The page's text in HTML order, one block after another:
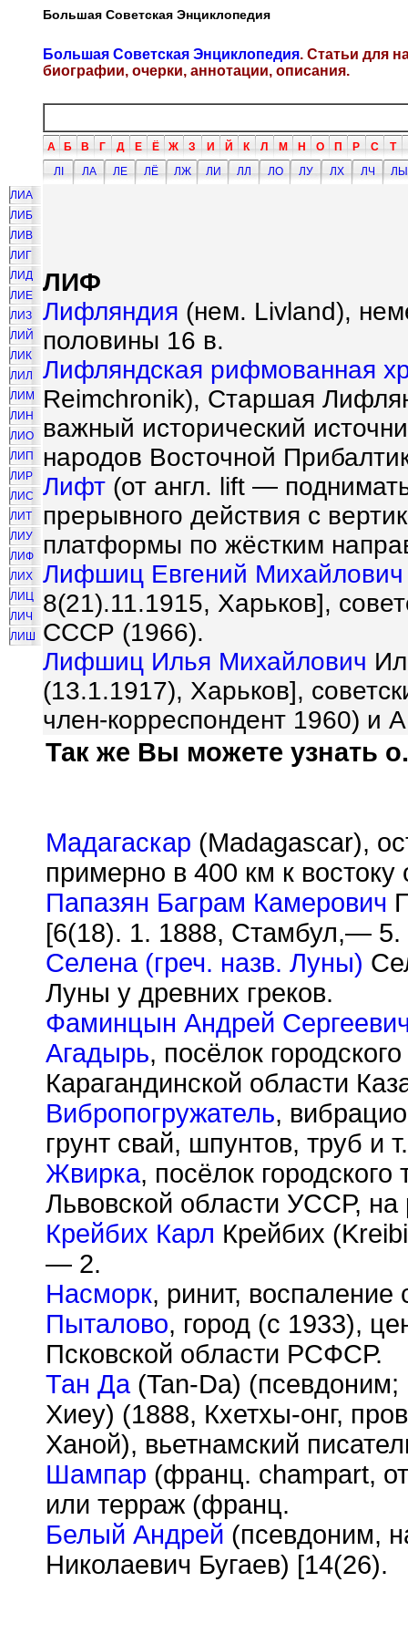
Большая Советская Энциклопедия
Большая Советская Энциклопедия. Статьи для
биографии, очерки, аннотации, описания.
А Б В Г Д Е Ё Ж З И Й К Л М Н О П Р С Т
ЛI
ЛА ЛЕ ЛЁ ЛЖ ЛИ ЛЛ ЛО ЛУ ЛХ ЛЧ
ЛЫ
ЛИА
ЛИБ
ЛИВ
ЛИГ
ЛИД
ЛИЕ
ЛИЗ
ЛИЙ
ЛИК
ЛИЛ
ЛИМ
ЛИН
ЛИО
ЛИП
ЛИР
ЛИС
ЛИТ
ЛИУ
ЛИФ
ЛИХ
ЛИЦ
ЛИЧ
ЛИШ
ЛИФ
Лифляндия (нем. Livland),
половины 16 в.
Лифляндская рифмованная
Reimchronik), Старшая
важный исторический
народов Восточной
Лифт (от англ. lift —
прерывного действия с
платформы по жёстким
Лифшиц Евгений Михайлович
8(21).11.1915, Харьков],
СССР (1966).
Лифшиц Илья Михайлович
(13.1.1917), Харьков],
член-корреспондент 1960) и
Так же Вы можете узнать
Мадагаскар (Madagascar),
примерно в 400 км к
Папазян Баграм Камерович
[6(18). 1. 1888, Стамбул,— 5.
Селена (греч. назв. Луны)
Луны у древних греков.
Фаминцын Андрей
Агадырь, посёлок
Карагандинской области
Вибропогружатель,
грунт свай, шпунтов, труб и т.
Жвирка, посёлок
Львовской области УССР, на
Крейбих Карл Крейбих
— 2.
Насморк, ринит, воспаление
Пыталово, город (с 1933),
Псковской области РСФСР.
Тан Да(Tan-Da) (псевдоним;
Хиеу) (1888, Кхетхы-онг,
Ханой), вьетнамский
Шампар (франц. champart,
или терраж (франц.
Белый Андрей (псевдоним,
Николаевич Бугаев) [14(26).